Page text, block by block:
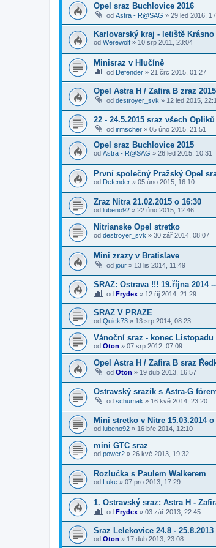
Opel sraz Buchlovice 2016
od Astra - R@SAG » 29 led 2016,
Karlovarský kraj - letiště
od Werewolf » 10 srp 2011, 23:04
Minisraz v Hlučíně
od Defender » 21 črc 2015, 01:27
Opel Astra H / Zafira B zraz 2015
od destroyer_svk » 12 led 2015,
22 - 24.5.2015 sraz všech Opliků
od irmscher » 05 úno 2015, 21:51
Opel sraz Buchlovice 2015
od Astra - R@SAG » 26 led 2015, 10:31
První společný Pražský Opel
od Defender » 05 úno 2015, 16:10
Zraz Nitra 21.02.2015 o 16:30
od lubeno92 » 22 úno 2015, 12:46
Nitrianske Opel stretko
od destroyer_svk » 30 zář 2014, 08:07
Mini zrazy v Bratislave
od jour » 13 lis 2014, 11:49
SRAZ: Ostrava !!! 19.října 2014
od Frydex » 12 říj 2014, 21:29
SRAZ V PRAZE
od Quick73 » 13 srp 2014, 08:23
Vánoční sraz - konec Listopadu
od Oton » 07 srp 2012, 07:09
Opel Astra H / Zafira B sraz
od Oton » 19 dub 2013, 16:57
Ostravský srazík s Astra-G
od schumak » 16 kvě 2014, 23:20
Mini stretko v Nitre 15.03.2014 o
od lubeno92 » 16 bře 2014, 12:10
mini GTC sraz
od power2 » 26 kvě 2013, 19:32
Rozlučka s Paulem Walkerem
od Luke » 07 pro 2013, 17:29
1. Ostravský sraz: Astra H -
od Frydex » 03 zář 2013, 22:45
Sraz Lelekovice 24.8 - 25.8.2013
od Oton » 17 dub 2013, 23:08